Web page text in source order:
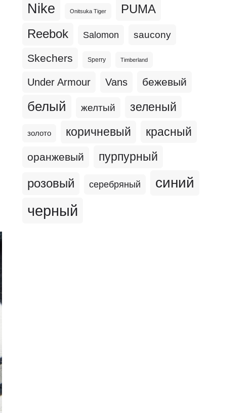
Nike Onitsuka Tiger PUMA
Reebok Salomon saucony
Skechers Sperry Timberland
Under Armour Vans бежевый
белый желтый зеленый
золото коричневый красный
оранжевый пурпурный
розовый серебряный синий
черный